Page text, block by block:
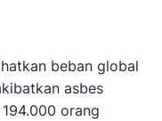
beban global
asbes
orang